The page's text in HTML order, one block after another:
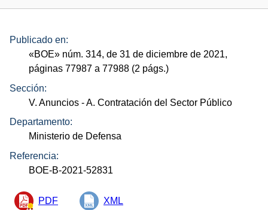
Publicado en:
«BOE» núm. 314, de 31 de diciembre de 2021,
páginas 77987 a 77988 (2 págs.)
Sección:
V. Anuncios - A. Contratación del Sector Público
Departamento:
Ministerio de Defensa
Referencia:
BOE-B-2021-52831
PDF XML